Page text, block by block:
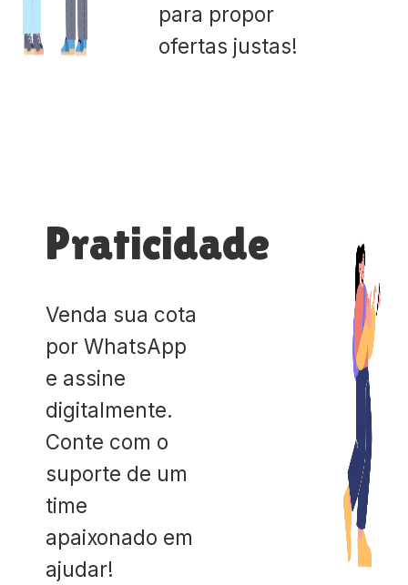
para propor
ofertas justas!
Praticidade
Venda sua cota
por WhatsApp
e assine
digitalmente.
Conte com o
suporte de um
time
apaixonado em
ajudar!